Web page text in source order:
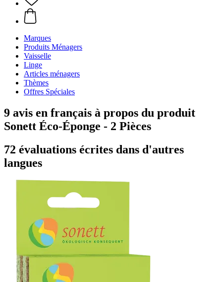
Marques
Produits Ménagers
Vaisselle
Linge
Articles ménagers
Thèmes
Offres Spéciales
9 avis en français à propos du produit
Sonett Éco-Éponge - 2 Pièces
72 évaluations écrites dans d'autres
langues